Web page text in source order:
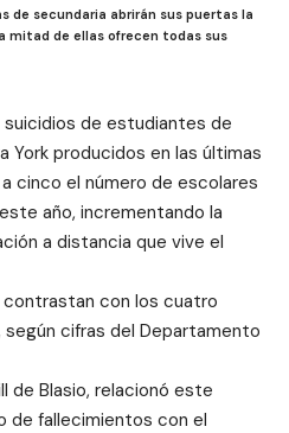
de secundaria abrirán sus puertas la
mitad de ellas ofrecen todas sus
de estudiantes de
York producidos en las últimas
cinco el número de escolares
año, incrementando la
a distancia que vive el
con los cuatro
cifras del Departamento
de Blasio, relacionó este
de fallecimientos con el